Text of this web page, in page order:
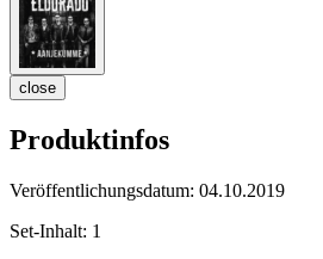
close
Produktinfos
Veröffentlichungsdatum: 04.10.2019
Set-Inhalt: 1